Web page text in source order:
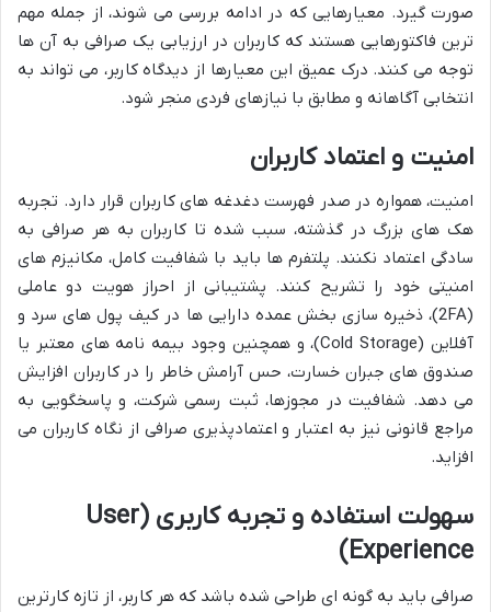
صورت گیرد. معیارهایی که در ادامه بررسی می شوند، از جمله مهم
ترین فاکتورهایی هستند که کاربران در ارزیابی یک صرافی به آن ها
توجه می کنند. درک عمیق این معیارها از دیدگاه کاربر، می تواند به
انتخابی آگاهانه و مطابق با نیازهای فردی منجر شود.
امنیت و اعتماد کاربران
امنیت، همواره در صدر فهرست دغدغه های کاربران قرار دارد. تجربه
هک های بزرگ در گذشته، سبب شده تا کاربران به هر صرافی به
سادگی اعتماد نکنند. پلتفرم ها باید با شفافیت کامل، مکانیزم های
امنیتی خود را تشریح کنند. پشتیبانی از احراز هویت دو عاملی
(2FA)، ذخیره سازی بخش عمده دارایی ها در کیف پول های سرد و
آفلاین (Cold Storage)، و همچنین وجود بیمه نامه های معتبر یا
صندوق های جبران خسارت، حس آرامش خاطر را در کاربران افزایش
می دهد. شفافیت در مجوزها، ثبت رسمی شرکت، و پاسخگویی به
مراجع قانونی نیز به اعتبار و اعتمادپذیری صرافی از نگاه کاربران می
افزاید.
سهولت استفاده و تجربه کاربری (User
Experience)
صرافی باید به گونه ای طراحی شده باشد که هر کاربر، از تازه کارترین